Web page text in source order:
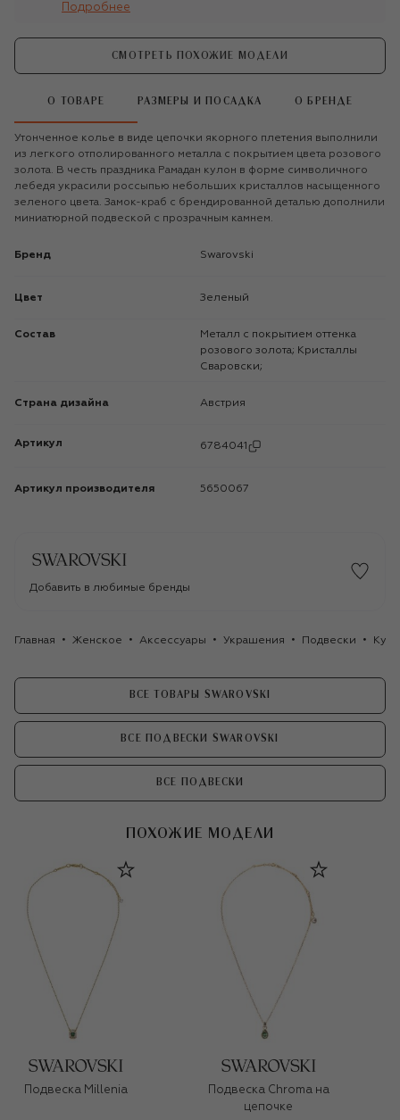
Подробнее
СМОТРЕТЬ ПОХОЖИЕ МОДЕЛИ
О ТОВАРЕ РАЗМЕРЫ И ПОСАДКА О БРЕНДЕ
Утонченное колье в виде цепочки якорного плетения выполнили
из легкого отполированного металла с покрытием цвета розового
золота. В честь праздника Рамадан кулон в форме символичного
лебедя украсили россыпью небольших кристаллов насыщенного
зеленого цвета. Замок-краб с брендированной деталью дополнили
миниатюрной подвеской с прозрачным камнем.
Бренд Swarovski
Цвет Зеленый
Состав
Металл с покрытием оттенка
розового золота; Кристаллы
Сваровски;
Страна дизайна Австрия
Артикул 6784041
Артикул производителя 5650067
Добавить в любимые бренды
Главная Женское Аксессуары Украшения Подвески
ВСЕ ТОВАРЫ SWAROVSKI
ВСЕ ПОДВЕСКИ SWAROVSKI
ВСЕ ПОДВЕСКИ
ПОХОЖИЕ МОДЕЛИ
Подвеска Millenia
Подвеска Chroma на
цепочке